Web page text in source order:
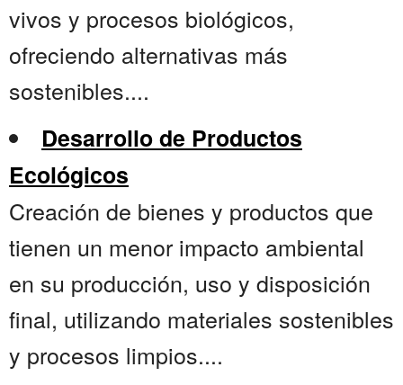
vivos y procesos biológicos,
ofreciendo alternativas más
sostenibles....
Desarrollo de Productos
Ecológicos
Creación de bienes y productos que
tienen un menor impacto ambiental
en su producción, uso y disposición
final, utilizando materiales sostenibles
y procesos limpios....